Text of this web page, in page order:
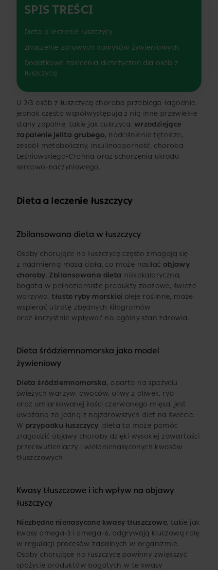
SPIS TREŚCI
Dieta a leczenie łuszczycy
Znaczenie zdrowych nawyków żywieniowych
Dodatkowe zalecenia dietetyczne dla osób z
łuszczycą
U 2/3 osób z łuszczycą choroba przebiega łagodnie,
jednak często współwystępują z nią inne przewlekłe
stany zapalne, takie jak cukrzyca, wrzodziejące
zapalenie jelita grubego, nadciśnienie tętnicze,
zespół metaboliczny, insulinooporność, choroba
Leśniowskiego-Crohna oraz schorzenia układu
sercowo-naczyniowego.
Dieta a leczenie łuszczycy
Zbilansowana dieta w łuszczycy
Osoby chorujące na łuszczycę często zmagają się
z nadmierną masą ciała, co może nasilać objawy
choroby.Zbilansowana dieta niskokaloryczna,
bogata w pełnoziarniste produkty zbożowe, świeże
warzywa,tłuste ryby morskiei oleje roślinne, może
wspierać utratę zbędnych kilogramów
oraz korzystnie wpływać na ogólny stan zdrowia.
Dieta śródziemnomorska jako model
żywieniowy
Dieta śródziemnomorska, oparta na spożyciu
świeżych warzyw, owoców, oliwy z oliwek, ryb
oraz umiarkowanej ilości czerwonego mięsa, jest
uważana za jedną z najzdrowszych diet na świecie.
W przypadku łuszczycy, dieta ta może pomóc
złagodzić objawy choroby dzięki wysokiej zawartości
przeciwutleniaczy i wielonienasyconych kwasów
tłuszczowych.
Kwasy tłuszczowe i ich wpływ na objawy
łuszczycy
Niezbędne nienasycone kwasy tłuszczowe, takie jak
kwasy omega-3 i omega-6, odgrywają kluczową rolę
w regulacji procesów zapalnych w organizmie.
Osoby chorujące na łuszczycę powinny zwiększyć
spożycie produktów bogatych w te kwasy